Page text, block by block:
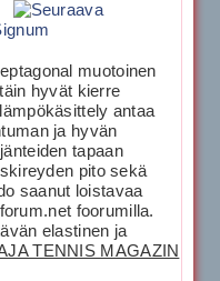
muotoinen
hyvät kierre
antaa
ja hyvän
tapaan
pito sekä
saanut loistavaa
foorumilla.
elastinen ja
TENNIS MAGAZIN